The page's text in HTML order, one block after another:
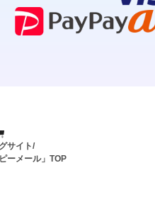
サイト/
ーメール」TOP